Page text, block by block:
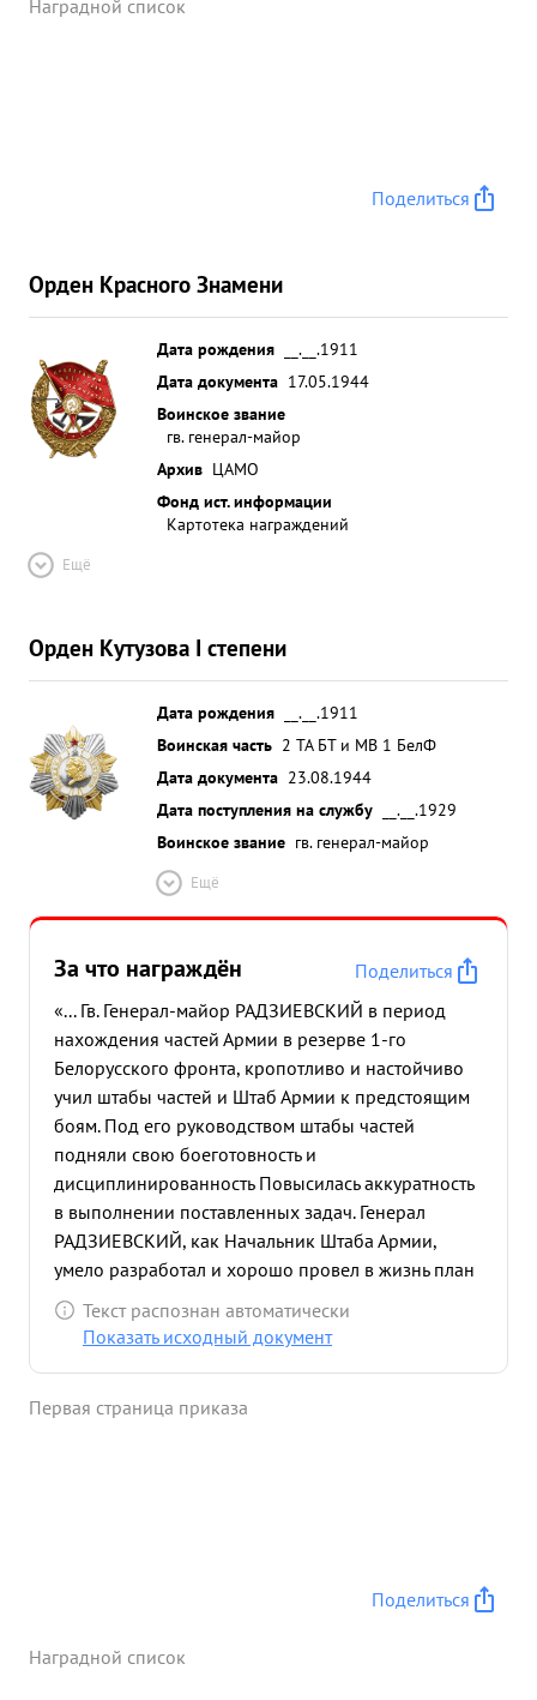
Наградной список
Поделиться
Орден Красного Знамени
Дата рождения
__.__.1911
Дата документа 17.05.1944
Воинское звание
гв. генерал-майор
Архив ЦАМО
Фонд ист. информации
Картотека награждений
Ещё
Орден Кутузова I степени
Дата рождения
__.__.1911
Воинская часть 2 ТА БТ и МВ 1 БелФ
Дата документа 23.08.1944
Дата поступления на службу
__.__.1929
Воинское звание гв. генерал-майор
Ещё
За что награждён
Поделиться
«... Гв. Генерал-майор РАДЗИЕВСКИЙ в период
нахождения частей Армии в резерве 1-го
Белорусского фронта, кропотливо и настойчиво
учил штабы частей и Штаб Армии к предстоящим
боям. Под его руководством штабы частей
подняли свою боеготовность и
дисциплинированность Повысилась аккуратность
в выполнении поставленных задач. Генерал
РАДЗИЕВСКИЙ, как Начальник Штаба Армии,
умело разработал и хорошо провел в жизнь план
операции Армии по разгрому Люблинской
группировки немцев и освобождению города
Полковника БОГДАНОВА Генерал РАДЗИЕВСКИЙ
Штаба Армии, умело сочетая маневр и удара
Текст распознан автоматически
Показать исходный документ
Первая страница приказа
Поделиться
Наградной список